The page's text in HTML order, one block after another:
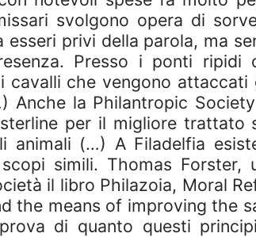
svolgono opera di
privi della parola, ma
Presso i ponti ripidi
cavalli che vengono
Anche la Philantropic
per il migliore trattato
animali (…) A Filadelfia
simili. Thomas Forster,
il libro Philazoia, Moral
the means of improving the
di quanto questi